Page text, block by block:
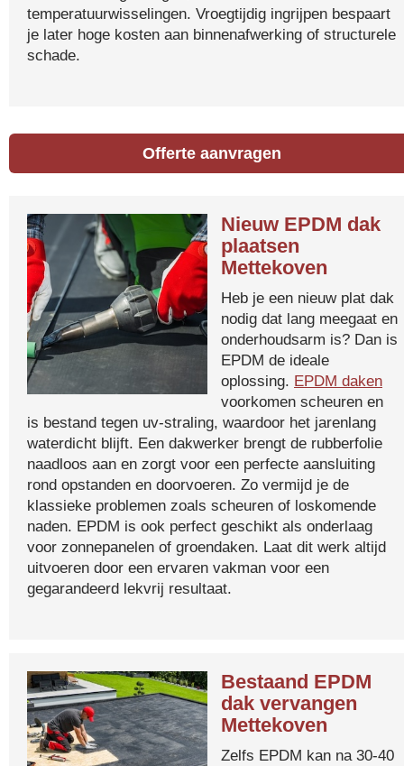
temperatuurwisselingen. Vroegtijdig ingrijpen bespaart
je later hoge kosten aan binnenafwerking of structurele
schade.
Offerte aanvragen
Nieuw EPDM dak
plaatsen
Mettekoven
Heb je een nieuw plat dak
nodig dat lang meegaat en
onderhoudsarm is? Dan is
EPDM de ideale
oplossing. EPDM daken
voorkomen scheuren en
is bestand tegen uv-straling, waardoor het jarenlang
waterdicht blijft. Een dakwerker brengt de rubberfolie
naadloos aan en zorgt voor een perfecte aansluiting
rond opstanden en doorvoeren. Zo vermijd je de
klassieke problemen zoals scheuren of loskomende
naden. EPDM is ook perfect geschikt als onderlaag
voor zonnepanelen of groendaken. Laat dit werk altijd
uitvoeren door een ervaren vakman voor een
gegarandeerd lekvrij resultaat.
Bestaand EPDM
dak vervangen
Mettekoven
Zelfs EPDM kan na 30-40